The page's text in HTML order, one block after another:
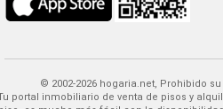
© 2002-2026 hogaria.net, Prohibido
Encontrar tu casa o